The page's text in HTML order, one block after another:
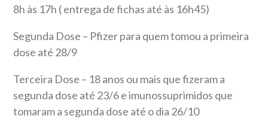
8h às 17h ( entrega de fichas até às 16h45)
Segunda Dose – Pfizer para quem tomou a primeira
dose até 28/9
Terceira Dose – 18 anos ou mais que fizeram a
segunda dose até 23/6 e imunossuprimidos que
tomaram a segunda dose até o dia 26/10